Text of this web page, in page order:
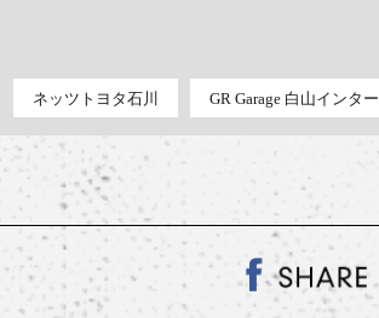
ネッツトヨタ石川 GR Garage 白山インター